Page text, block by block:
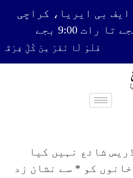
فَلَوْ لَا نَفَرَ مِنْ كُلِّ فِرْقَةٍ
شائع نہیں کیا
کو * سے نشان زد